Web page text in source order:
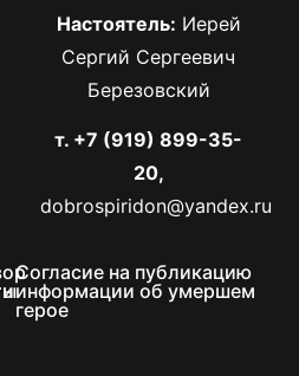
Настоятель: Иерей
Сергий Сергеевич
Березовский
т. +7 (919) 899-35-
20,
dobrospiridon@yandex.ru
Согласие на публикацию
информации об умершем
герое